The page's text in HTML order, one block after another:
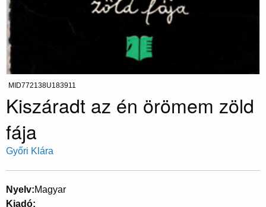
MID772138U183911
Kiszáradt az én örömem zöld
fája
Győri Klára
Nyelv Magyar
Kiadó